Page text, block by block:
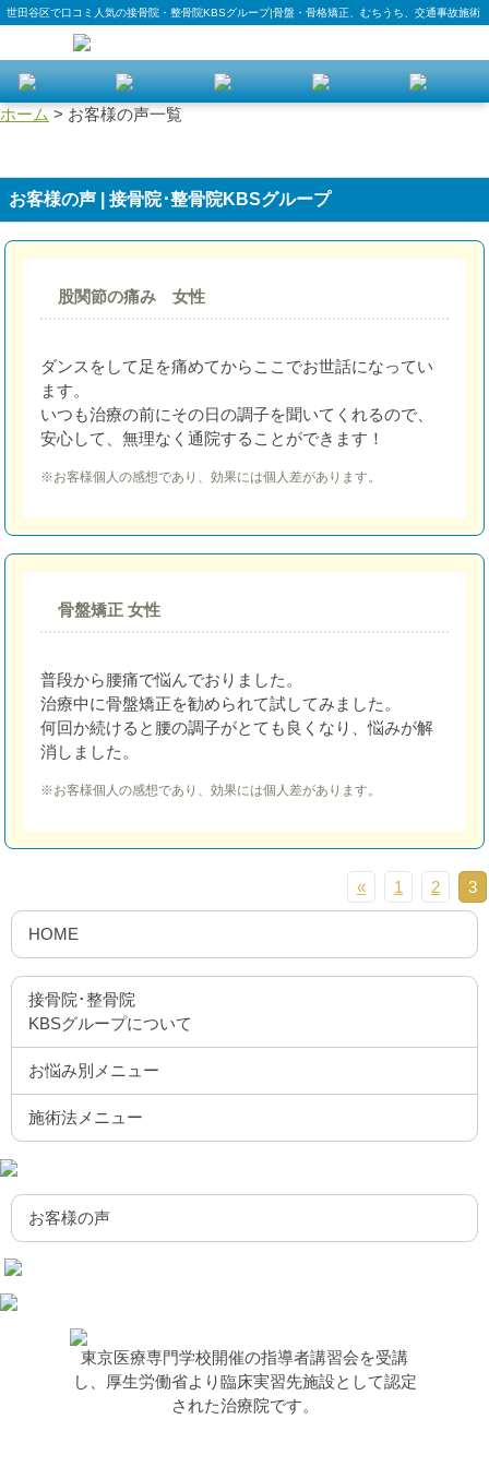
世田谷区で口コミ人気の接骨院・整骨院KBSグループ|骨盤・骨格矯正、むちうち、交通事故施術
ホーム > お客様の声一覧
お客様の声 | 接骨院･整骨院KBSグループ
股関節の痛み 女性
ダンスをして足を痛めてからここでお世話になってい
ます。
いつも治療の前にその日の調子を聞いてくれるので、
安心して、無理なく通院することができます！
※お客様個人の感想であり、効果には個人差があります。
骨盤矯正 女性
普段から腰痛で悩んでおりました。
治療中に骨盤矯正を勧められて試してみました。
何回か続けると腰の調子がとても良くなり、悩みが解
消しました。
※お客様個人の感想であり、効果には個人差があります。
« 1 2 3
HOME
接骨院･整骨院
KBSグループについて
お悩み別メニュー
施術法メニュー
お客様の声
東京医療専門学校開催の指導者講習会を受講
し、厚生労働省より臨床実習先施設として認定
された治療院です。